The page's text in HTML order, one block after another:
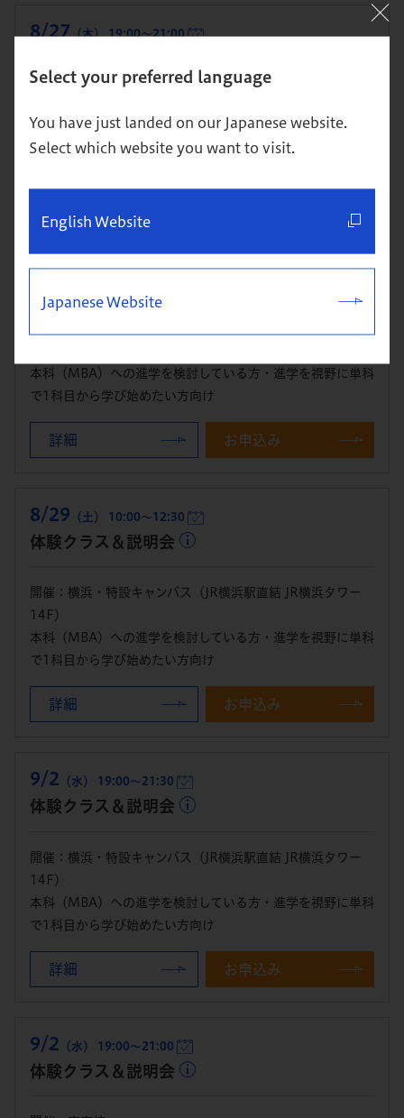
Select your preferred language
You have just landed on our Japanese website.
Select which website you want to visit.
English Website
Japanese Website
8/27（木） 19:00～21:00
本科（MBA）への進学を検討している方・進学を視野に単科
で1科目から学び始めたい方向け
8/29
体験クラス＆説明会
本科（MBA）への進学を検討している方・進学を視野に単科
で1科目から学び始めたい方向け
詳細 お申込み
8/29 （土） 10:00～12:30
体験クラス＆説明会
開催：横浜・特設キャンパス（JR横浜駅直結 JR横浜タワー
14F）
本科（MBA）への進学を検討している方・進学を視野に単科
で1科目から学び始めたい方向け
詳細 お申込み
9/2 （水） 19:00～21:30
体験クラス＆説明会
開催：横浜・特設キャンパス（JR横浜駅直結 JR横浜タワー
14F）
本科（MBA）への進学を検討している方・進学を視野に単科
で1科目から学び始めたい方向け
詳細 お申込み
9/2 （水） 19:00～21:00
体験クラス＆説明会